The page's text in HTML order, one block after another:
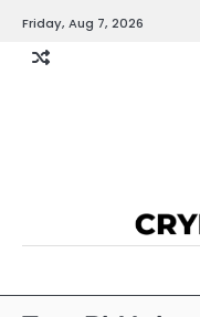
content
Friday, Aug 7, 2026